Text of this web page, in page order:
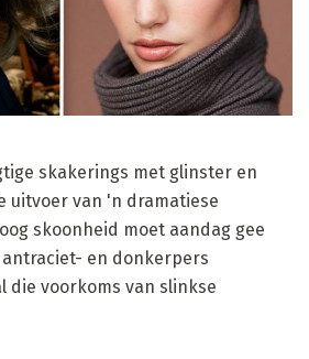
skakerings met glinster en
uitvoer van 'n dramatiese
skoonheid moet aandag gee
en donkerpers
die voorkoms van slinkse